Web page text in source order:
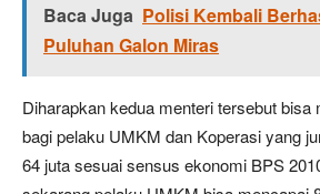
Baca Juga Polisi Kembali
Puluhan Galon Miras
Diharapkan kedua menteri tersebut bisa
bagi pelaku UMKM dan Koperasi yang
64 juta sesuai sensus ekonomi BPS